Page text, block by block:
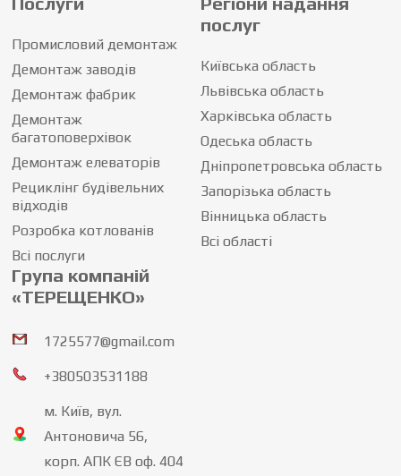
Промисловий демонтаж
Демонтаж заводів
Демонтаж фабрик
Демонтаж
багатоповерхівок
Демонтаж елеваторів
Рециклінг будівельних
відходів
Розробка котлованів
Всі послуги
послуг
Київська область
Львівська область
Харківська область
Одеська область
Дніпропетровська область
Запорізька область
Вінницька область
Всі області
Група компаній
«ТЕРЕЩЕНКО»
1725577@gmail.com
+380503531188
м. Київ, вул.
Антоновича 56,
корп. АПК ЄВ оф. 404